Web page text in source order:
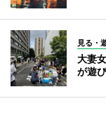
見る・
大妻
が遊